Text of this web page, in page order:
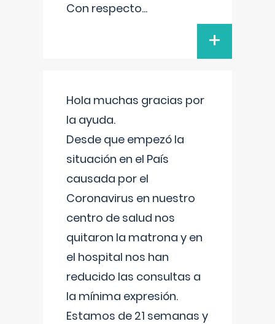
Con respecto...
+
Hola muchas gracias por
la ayuda.
Desde que empezó la
situación en el País
causada por el
Coronavirus en nuestro
centro de salud nos
quitaron la matrona y en
el hospital nos han
reducido las consultas a
la mínima expresión.
Estamos de 21 semanas y